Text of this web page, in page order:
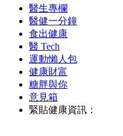
醫生專欄
醫健一分鐘
食出健康
醫 Tech
運動懶人包
健康財富
糖胖與你
意見箱
緊貼健康資訊：